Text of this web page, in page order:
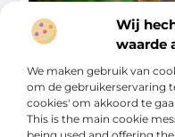
Wij
waarde
We maken gebruik van
om de gebruikerservaring
cookies' om akkoord te
This is the main cookie
being used and offering
Ontdek de
restaurant in